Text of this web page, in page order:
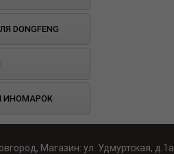
DONGFENG
ИНОМАРОК
Магазин: ул. Удмуртская, д.1а